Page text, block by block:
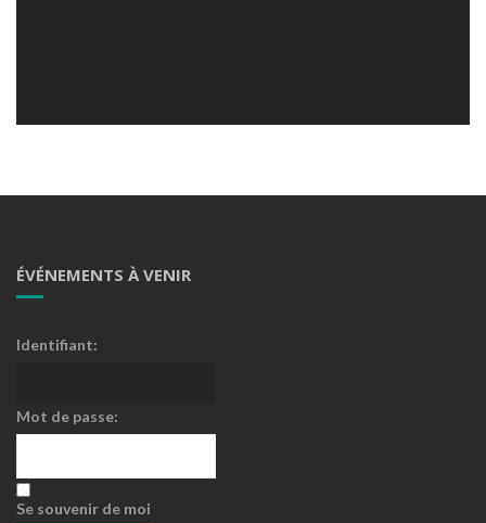
ÉVÉNEMENTS À VENIR
Identifiant:
Mot de passe:
Se souvenir de moi